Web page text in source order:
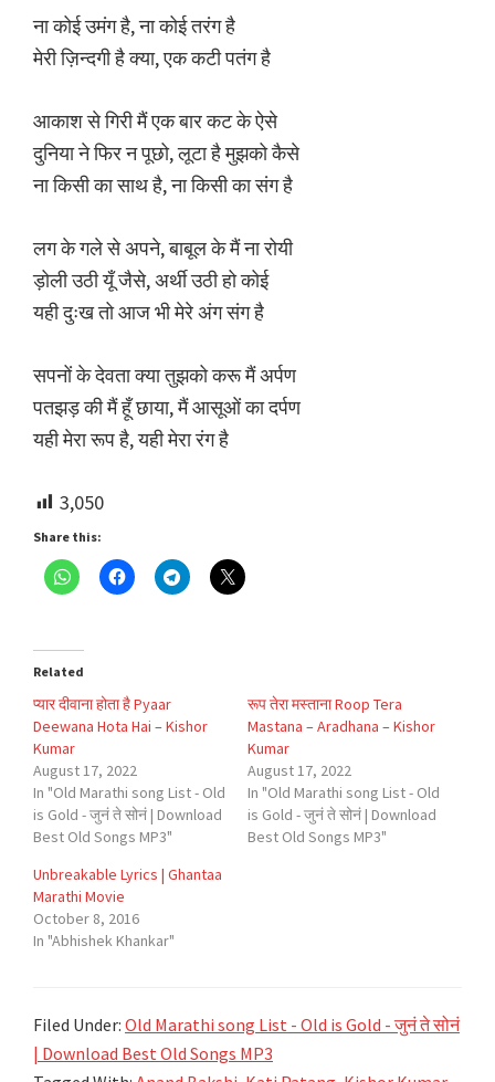
ना कोई उमंग है, ना कोई तरंग है
मेरी ज़िन्दगी है क्या, एक कटी पतंग है
आकाश से गिरी मैं एक बार कट के ऐसे
दुनिया ने फिर न पूछो, लूटा है मुझको कैसे
ना किसी का साथ है, ना किसी का संग है
लग के गले से अपने, बाबूल के मैं ना रोयी
ड़ोली उठी यूँ जैसे, अर्थी उठी हो कोई
यही दुःख तो आज भी मेरे अंग संग है
सपनों के देवता क्या तुझको करू मैं अर्पण
पतझड़ की मैं हूँ छाया, मैं आसूओं का दर्पण
यही मेरा रूप है, यही मेरा रंग है
3,050
Share this:
Related
प्यार दीवाना होता है Pyaar
Deewana Hota Hai – Kishor
Kumar
August 17, 2022
In "Old Marathi song List - Old
is Gold - जुनं ते सोनं | Download
Best Old Songs MP3"
रूप तेरा मस्ताना Roop Tera
Mastana – Aradhana – Kishor
Kumar
August 17, 2022
In "Old Marathi song List - Old
is Gold - जुनं ते सोनं | Download
Best Old Songs MP3"
Unbreakable Lyrics | Ghantaa
Marathi Movie
October 8, 2016
In "Abhishek Khankar"
Filed Under: Old Marathi song List - Old is Gold - जुनं ते सोनं
| Download Best Old Songs MP3